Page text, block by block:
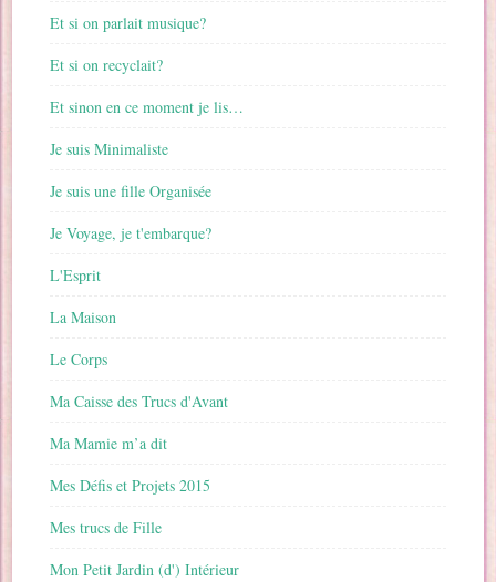
Et si on parlait musique?
Et si on recyclait?
Et sinon en ce moment je lis…
Je suis Minimaliste
Je suis une fille Organisée
Je Voyage, je t'embarque?
L'Esprit
La Maison
Le Corps
Ma Caisse des Trucs d'Avant
Ma Mamie m’a dit
Mes Défis et Projets 2015
Mes trucs de Fille
Mon Petit Jardin (d') Intérieur